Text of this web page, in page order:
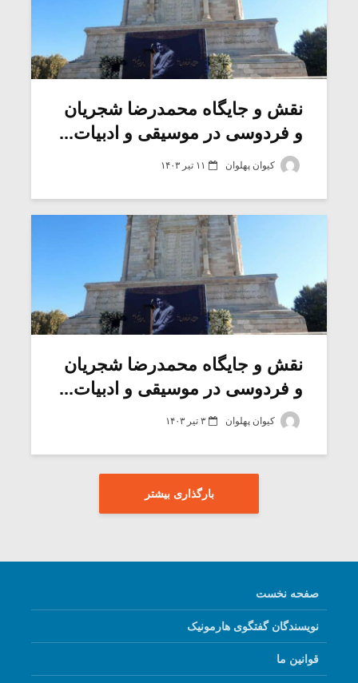
نقش و جایگاه محمدرضا شجریان
و فردوسی در موسیقی و ادبیات...
کیوان پهلوان ۱۱ تیر ۱۴۰۳
نقش و جایگاه محمدرضا شجریان
و فردوسی در موسیقی و ادبیات...
کیوان پهلوان ۳ تیر ۱۴۰۳
بارگذاری بیشتر
صفحه نخست
نویسندگان گفتگوی هارمونیک
قوانین ما